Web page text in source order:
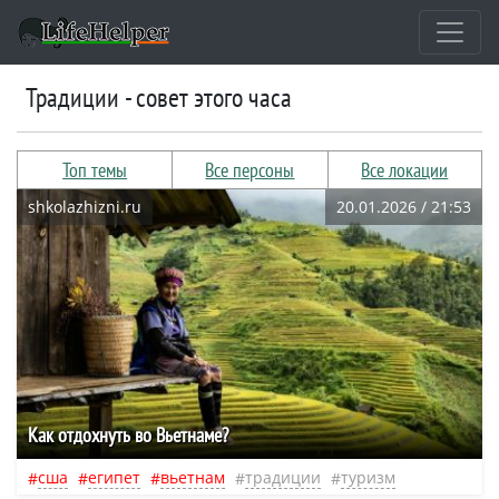
традиции - совет этого часа
Топ темы Все персоны Все локации
shkolazhizni.ru 20.01.2026 / 21:53
Как отдохнуть во Вьетнаме?
сша египет вьетнам традиции туризм